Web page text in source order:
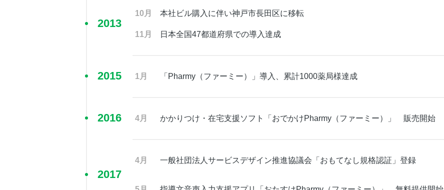
2013
10月 本社ビル購入に伴い神戸市長田区に移転
11月 日本全国47都道府県での導入達成
2015 1月 「Pharmy（ファーミー）」導入、累計1000薬局様達成
2016 4月 かかりつけ・在宅支援ソフト「おでかけPharmy（ファーミー）」 販売開始
2017
4月 一般社団法人サービスデザイン推進協議会「おもてなし規格認証」登録